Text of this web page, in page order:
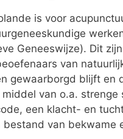
is voor
Geneeswijze). Dit
van
gewaarborgd blijft en
van o.a.
een klacht- en
bestand van bekwame